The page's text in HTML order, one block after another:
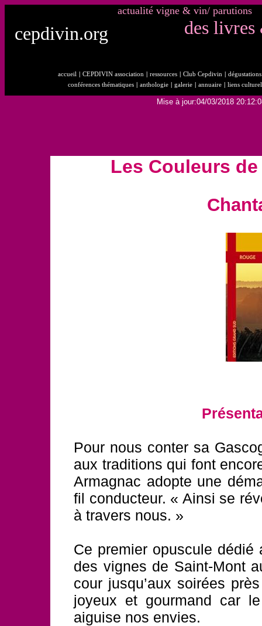
cepdivin.org
actualité vigne & vin/ parutions
des
accueil CEPDIVIN association ressources Club Cepdivin
conférences thématiques
anthologie galerie annuaire liens
Mise à jour:04/03/2018
Les Couleurs
Pour nous conter sa
aux traditions qui font
Armagnac adopte une
fil conducteur. « Ainsi se
à travers nous. »
Ce premier opuscule
des vignes de Saint-Mont
cour jusqu’aux soirées
joyeux et gourmand car
aiguise nos envies.